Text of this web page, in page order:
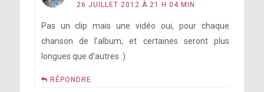
26 JUILLET 2012 À 21 H 04 MIN
Pas un clip mais une vidéo oui, pour chaque
chanson de l’album, et certaines seront plus
longues que d’autres :)
RÉPONDRE